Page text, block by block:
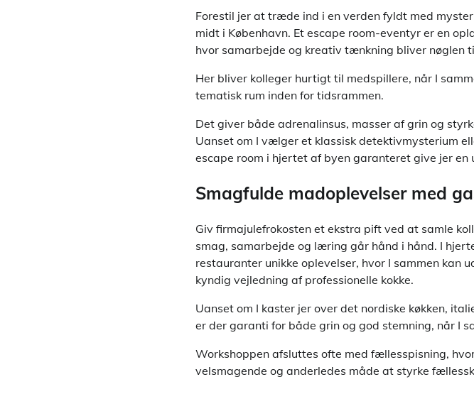
Forestil jer at træde ind i en verden fyldt med
midt i København. Et escape room-eventyr er en
hvor samarbejde og kreativ tænkning bliver nøglen
Her bliver kolleger hurtigt til medspillere, når I
tematisk rum inden for tidsrammen.
Det giver både adrenalinsus, masser af grin og
Uanset om I vælger et klassisk detektivmysterium
escape room i hjertet af byen garanteret give jer
Smagfulde madoplevelser med
Giv firmajulefrokosten et ekstra pift ved at samle
smag, samarbejde og læring går hånd i hånd. I
restauranter unikke oplevelser, hvor I sammen kan
kyndig vejledning af professionelle kokke.
Uanset om I kaster jer over det nordiske køkken,
er der garanti for både grin og god stemning, når I
Workshoppen afsluttes ofte med fællesspisning,
velsmagende og anderledes måde at styrke